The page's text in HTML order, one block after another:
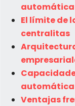
automática
El límite de
centralitas
automática
Ventajas